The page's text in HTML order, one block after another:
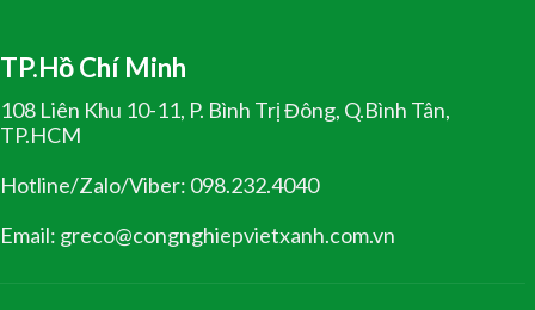
TP.Hồ Chí Minh
108 Liên Khu 10-11, P. Bình Trị Đông, Q.Bình Tân,
TP.HCM
Hotline/Zalo/Viber: 098.232.4040
Email: greco@congnghiepvietxanh.com.vn